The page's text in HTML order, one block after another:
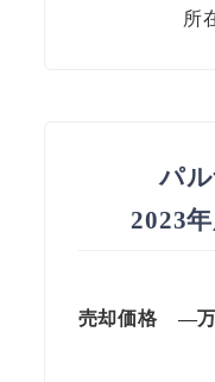
所
パ
2023
売却価格 —